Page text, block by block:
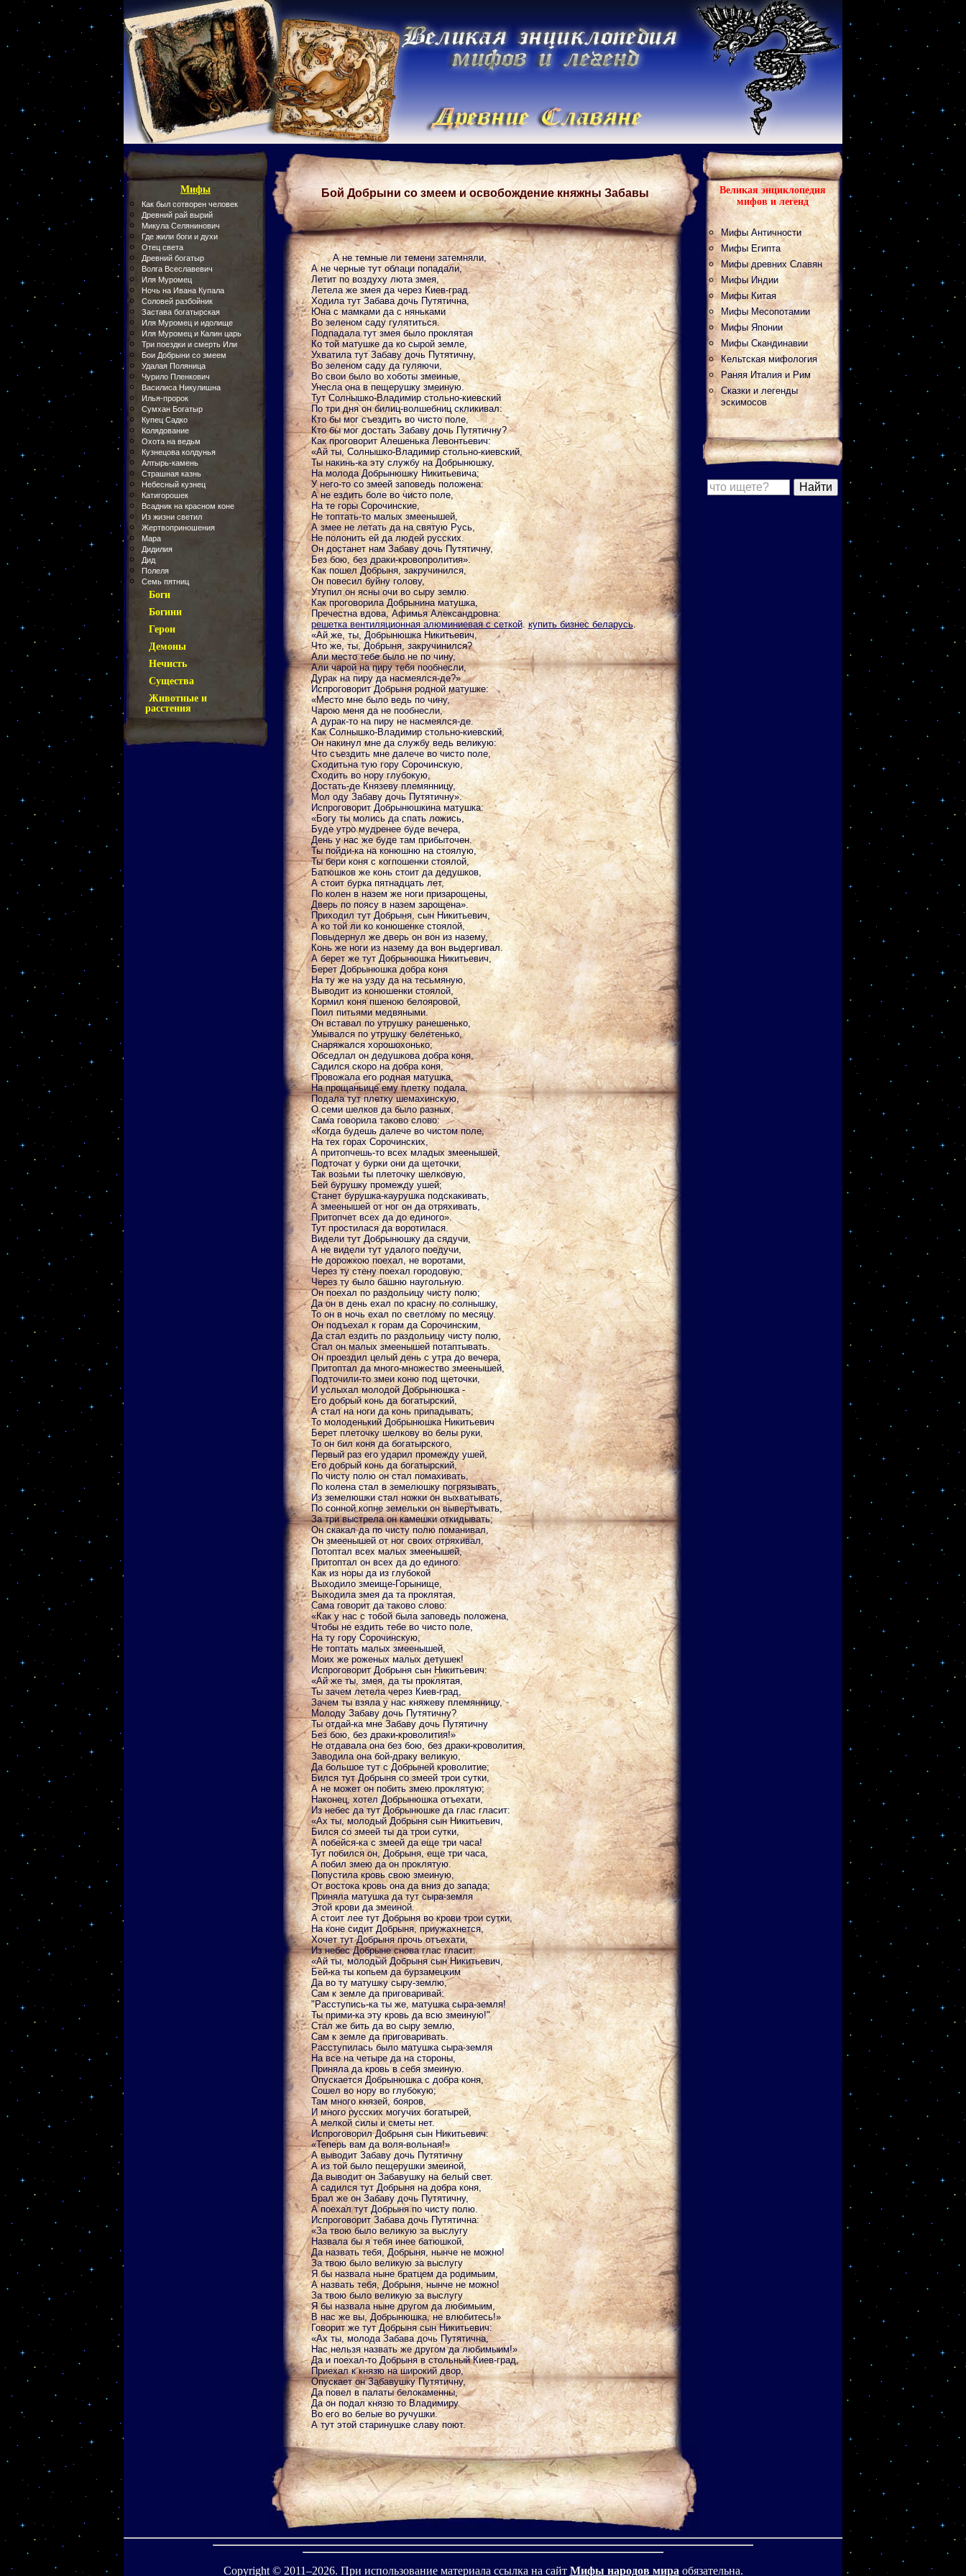
Мифы
Как был сотворен человек
Древний рай вырий
Микула Селянинович
Где жили боги и духи
Отец света
Древний богатыр
Волга Всеславевич
Иля Муромец
Ночь на Ивана Купала
Соловей разбойник
Застава богатырская
Иля Муромец и идолище
Иля Муромец и Калин царь
Три поездки и смерть Или
Бои Добрыни со змеем
Удалая Поляница
Чурило Пленкович
Василиса Никулишна
Илья-пророк
Сумхан Богатыр
Купец Садко
Колядование
Охота на ведьм
Кузнецова колдунья
Алтырь-камень
Страшная казнь
Небесный кузнец
Катигорошек
Всадник на красном коне
Из жизни светил
Жертвоприношения
Мара
Дидилия
Дид
Полеля
Семь пятниц
Боги
Богини
Герои
Демоны
Нечисть
Существа
Животные и
расстения
Бой Добрыни со змеем и освобождение княжны Забавы
А не темные ли темени затемняли,
А не черные тут облаци попадали,
Летит по воздуху люта змея,
Летела же змея да через Киев-град.
Ходила тут Забава дочь Путятична,
Юна с мамками да с няньками
Во зеленом саду гулятиться.
Подпадала тут змея было проклятая
Ко той матушке да ко сырой земле,
Ухватила тут Забаву дочь Путятичну,
Во зеленом саду да гуляючи,
Во свои было во хоботы змеиные,
Унесла она в пещерушку змеиную.
Тут Солнышко-Владимир стольно-киевский
По три дня он билиц-волшебниц скликивал:
Кто бы мог съездить во чисто поле,
Кто бы мог достать Забаву дочь Путятичну?
Как проговорит Алешенька Левонтьевич:
«Ай ты, Солнышко-Владимир стольно-киевский,
Ты накинь-ка эту службу на Добрынюшку,
На молода Добрынюшку Никитьевича;
У него-то со змеей заповедь положена:
А не ездить боле во чисто поле,
На те горы Сорочинские,
Не топтать-то малых змеенышей,
А змее не летать да на святую Русь,
Не полонить ей да людей русских.
Он достанет нам Забаву дочь Путятичну,
Без бою, без драки-кровопролития».
Как пошел Добрыня, закручинился,
Он повесил буйну голову,
Утупил он ясны очи во сыру землю.
Как проговорила Добрынина матушка,
Пречестна вдова, Афимья Александровна:
решетка вентиляционная алюминиевая с сеткой. купить бизнес беларусь.
«Ай же, ты, Добрынюшка Никитьевич,
Что же, ты, Добрыня, закручинился?
Али место тебе было не по чину,
Али чарой на пиру тебя пообнесли,
Дурак на пиру да насмеялся-де?»
Испроговорит Добрыня родной матушке:
«Место мне было ведь по чину,
Чарою меня да не пообнесли,
А дурак-то на пиру не насмеялся-де.
Как Солнышко-Владимир стольно-киевский,
Он накинул мне да службу ведь великую:
Что съездить мне далече во чисто поле,
Сходитьна тую гору Сорочинскую,
Сходить во нору глубокую,
Достать-де Князеву племянницу,
Мол оду Забаву дочь Путятичну».
Испроговорит Добрынюшкина матушка:
«Богу ты молись да спать ложись,
Буде утро мудренее буде вечера,
День у нас же буде там прибыточен.
Ты пойди-ка на конюшню на стоялую,
Ты бери коня с когпошенки стоялой,
Батюшков же конь стоит да дедушков,
А стоит бурка пятнадцать лет,
По колен в назем же ноги призарощены,
Дверь по поясу в назем зарощена».
Приходил тут Добрыня, сын Никитьевич,
А ко той ли ко конюшенке стоялой,
Повыдернул же дверь он вон из назему,
Конь же ноги из назему да вон выдергивал.
А берет же тут Добрынюшка Никитьевич,
Берет Добрынюшка добра коня
На ту же на узду да на тесьмяную,
Выводит из конюшенки стоялой,
Кормил коня пшеною белояровой,
Поил питьями медвяными.
Он вставал по утрушку ранешенько,
Умывался по утрушку белетенько,
Снаряжался хорошохонько;
Обседлал он дедушкова добра коня,
Садился скоро на добра коня,
Провожала его родная матушка,
На прощаньице ему плетку подала,
Подала тут плетку шемахинскую,
О семи шелков да было разных,
Сама говорила таково слово:
«Когда будешь далече во чистом поле,
На тех горах Сорочинских,
А притопчешь-то всех младых змеенышей,
Подточат у бурки они да щеточки,
Так возьми ты плеточку шелковую,
Бей бурушку промежду ушей;
Станет бурушка-каурушка подскакивать,
А змеенышей от ног он да отряхивать,
Притопчет всех да до единого».
Тут простилася да воротилася.
Видели тут Добрынюшку да сядучи,
А не видели тут удалого поедучи,
Не дорожкою поехал, не воротами,
Через ту стену поехал городовую,
Через ту было башню наугольную.
Он поехал по раздольицу чисту полю;
Да он в день ехал по красну по солнышку,
То он в ночь ехал по светлому по месяцу.
Он подъехал к горам да Сорочинским,
Да стал ездить по раздольицу чисту полю,
Стал он малых змеенышей потаптывать.
Он проездил целый день с утра до вечера,
Притоптал да много-множество змеенышей,
Подточили-то змеи коню под щеточки,
И услыхал молодой Добрынюшка -
Его добрый конь да богатырский,
А стал на ноги да конь припадывать;
То молоденький Добрынюшка Никитьевич
Берет плеточку шелкову во белы руки,
То он бил коня да богатырского,
Первый раз его ударил промежду ушей,
Его добрый конь да богатырский,
По чисту полю он стал помахивать,
По колена стал в земелюшку погрязывать,
Из земелюшки стал ножки он выхватывать,
По сонной копне земельки он вывертывать,
За три выстрела он камешки откидывать;
Он скакал да по чисту полю поманивал,
Он змеенышей от ног своих отряхивал,
Потоптал всех малых змеенышей,
Притоптал он всех да до единого.
Как из норы да из глубокой
Выходило змеище-Горынище,
Выходила змея да та проклятая,
Сама говорит да таково слово:
«Как у нас с тобой была заповедь положена,
Чтобы не ездить тебе во чисто поле,
На ту гору Сорочинскую,
Не топтать малых змеенышей,
Моих же роженых малых детушек!
Испроговорит Добрыня сын Никитьевич:
«Ай же ты, змея, да ты проклятая,
Ты зачем летела через Киев-град,
Зачем ты взяла у нас княжеву племянницу,
Молоду Забаву дочь Путятичну?
Ты отдай-ка мне Забаву дочь Путятичну
Без бою, без драки-кроволития!»
Не отдавала она без бою, без драки-кроволития,
Заводила она бой-драку великую,
Да большое тут с Добрыней кроволитие;
Бился тут Добрыня со змеей трои сутки,
А не может он побить змею проклятую;
Наконец, хотел Добрынюшка отъехати,
Из небес да тут Добрынюшке да глас гласит:
«Ах ты, молодый Добрыня сын Никитьевич,
Бился со змеей ты да трои сутки,
А побейся-ка с змеей да еще три часа!
Тут побился он, Добрыня, еще три часа,
А побил змею да он проклятую.
Попустила кровь свою змеиную,
От востока кровь она да вниз до запада;
Приняла матушка да тут сыра-земля
Этой крови да змеиной.
А стоит лее тут Добрыня во крови трои сутки,
На коне сидит Добрыня, приужахнется,
Хочет тут Добрыня прочь отъехати,
Из небес Добрыне снова глас гласит:
«Ай ты, молодый Добрыня сын Никитьевич,
Бей-ка ты копьем да бурзамецким
Да во ту матушку сыру-землю,
Сам к земле да приговаривай:
"Расступись-ка ты же, матушка сыра-земля!
Ты прими-ка эту кровь да всю змеиную!"
Стал же бить да во сыру землю,
Сам к земле да приговаривать.
Расступилась было матушка сыра-земля
На все на четыре да на стороны,
Приняла да кровь в себя змеиную.
Опускается Добрынюшка с добра коня,
Сошел во нору во глубокую;
Там много князей, бояров,
И много русских могучих богатырей,
А мелкой силы и сметы нет.
Испроговорил Добрыня сын Никитьевич:
«Теперь вам да воля-вольная!»
А выводит Забаву дочь Путятичну
А из той было пещерушки змеиной,
Да выводит он Забавушку на белый свет.
А садился тут Добрыня на добра коня,
Брал же он Забаву дочь Путятичну,
А поехал тут Добрыня по чисту полю.
Испроговорит Забава дочь Путятична:
«За твою было великую за выслугу
Назвала бы я тебя инее батюшкой,
Да назвать тебя, Добрыня, нынче не можно!
За твою было великую за выслугу
Я бы назвала ныне братцем да родимыим,
А назвать тебя, Добрыня, нынче не можно!
За твою было великую за выслугу
Я бы назвала ныне другом да любимыим,
В нас же вы, Добрынюшка, не влюбитесь!»
Говорит же тут Добрыня сын Никитьевич:
«Ах ты, молода Забава дочь Путятична,
Нас нельзя назвать же другом да любимыим!»
Да и поехал-то Добрыня в стольный Киев-град,
Приехал к князю на широкий двор,
Опускает он Забавушку Путятичну,
Да повел в палаты белокаменны,
Да он подал князю то Владимиру
Во его во белые во ручушки.
А тут этой старинушке славу поют.
Великая энциклопедия
мифов и легенд
Мифы Античности
Мифы Египта
Мифы древних Славян
Мифы Индии
Мифы Китая
Мифы Месопотамии
Мифы Японии
Мифы Скандинавии
Кельтская мифология
Раняя Италия и Рим
Сказки и легенды
эскимосов
Copyright © 2011–2026. При использование материала ссылка на сайт Мифы народов мира обязательна.